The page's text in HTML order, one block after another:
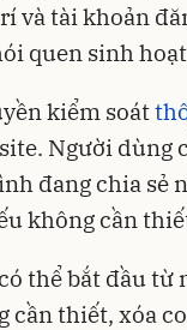
và tài khoản
quen sinh
kiểm soát
Người dùng
đang chia sẻ
không cần
thể bắt đầu
cần thiết, xóa